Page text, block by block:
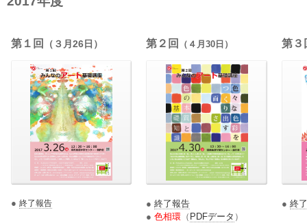
第１回 （３月26日）
● 終了報告
第２回 （４月30日）
● 終了報告
● 色相環 （ PDFデータ ）
第３
● 終